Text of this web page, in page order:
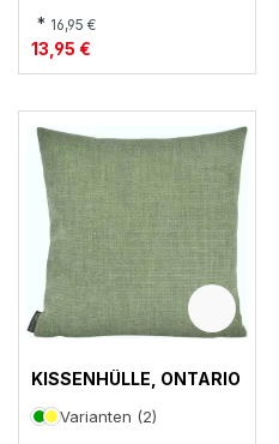
* 16,95 €
13,95 €
KISSENHÜLLE, ONTARIO
Varianten (2)